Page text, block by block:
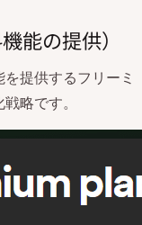
能の提供）
提供するフリーミ
略です。